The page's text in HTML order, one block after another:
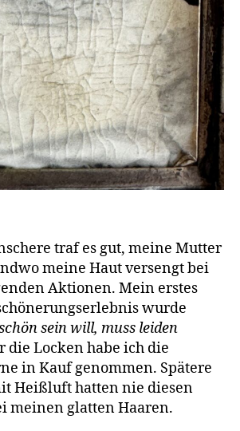
traf es gut, meine Mutter
meine Haut versengt bei
Aktionen. Mein erstes
wurde
sein will, muss leiden
die Locken habe ich die
in Kauf genommen. Spätere
Heißluft hatten nie diesen
meinen glatten Haaren.